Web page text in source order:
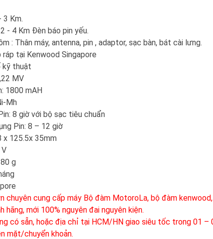
3 Km.
- 4 Km Đèn báo pin yếu.
: Thân máy, antenna, pin , adaptor, sạc bàn, bát cài lưng.
ráp tại Kenwood Singapore
kỹ thuật
MV
1800 mAH
Mh
8 giờ với bộ sạc tiêu chuẩn
Pin: 8 – 12 giờ
x 125.5x 35mm
V
g
chuyên cung cấp máy Bộ đàm MotoroLa, bộ đàm
hãng, mới 100% nguyên đai nguyên kiện.
có sẵn, hoặc địa chỉ tại HCM/HN giao siêu tốc trong 01 –
mặt/chuyển khoản.